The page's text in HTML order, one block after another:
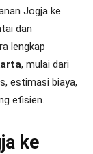
Jogja ke
dan
lengkap
, mulai dari
estimasi biaya,
efisien.
ke